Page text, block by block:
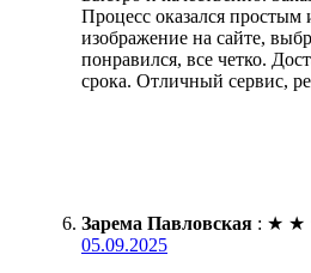
Процесс оказался простым
изображение на сайте,
понравился, все четко.
срока. Отличный сервис,
Зарема Павловская : ★ ★
05.09.2025